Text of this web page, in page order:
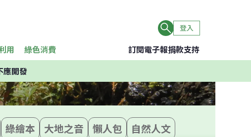
登入
用 綠色消費 訂閱電子報捐款支持
應開發
綠繪本 大地之音 懶人包 自然人文